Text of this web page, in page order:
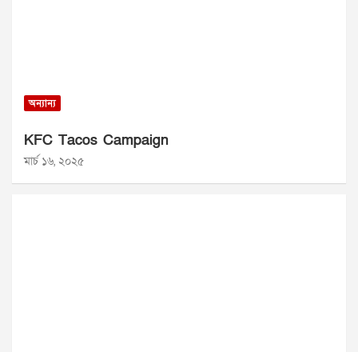
অন্যান্য
KFC Tacos Campaign
মার্চ ১৬, ২০২৫